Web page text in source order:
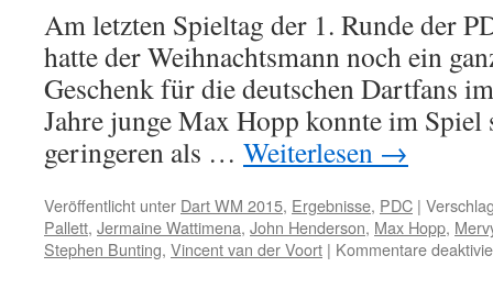
Am letzten Spieltag der 1. Runde der
hatte der Weihnachtsmann noch ein
Geschenk für die deutschen Dartfans
Jahre junge Max Hopp konnte im Spiel
geringeren als … Weiterlesen →
Veröffentlicht unter Dart WM 2015, Ergebnisse, PDC |
Pallett, Jermaine Wattimena, John Henderson, Max Hopp,
Stephen Bunting, Vincent van der Voort | Kommentare